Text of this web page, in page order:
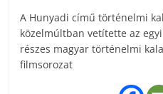
A Hunyadi című történelmi
közelmúltban vetítette az
részes magyar történelmi
filmsorozat